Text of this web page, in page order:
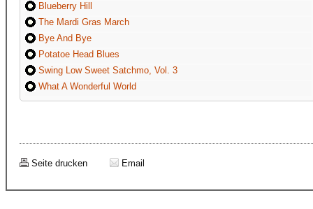
Blueberry Hill
The Mardi Gras March
Bye And Bye
Potatoe Head Blues
Swing Low Sweet Satchmo, Vol. 3
What A Wonderful World
Seite drucken Email